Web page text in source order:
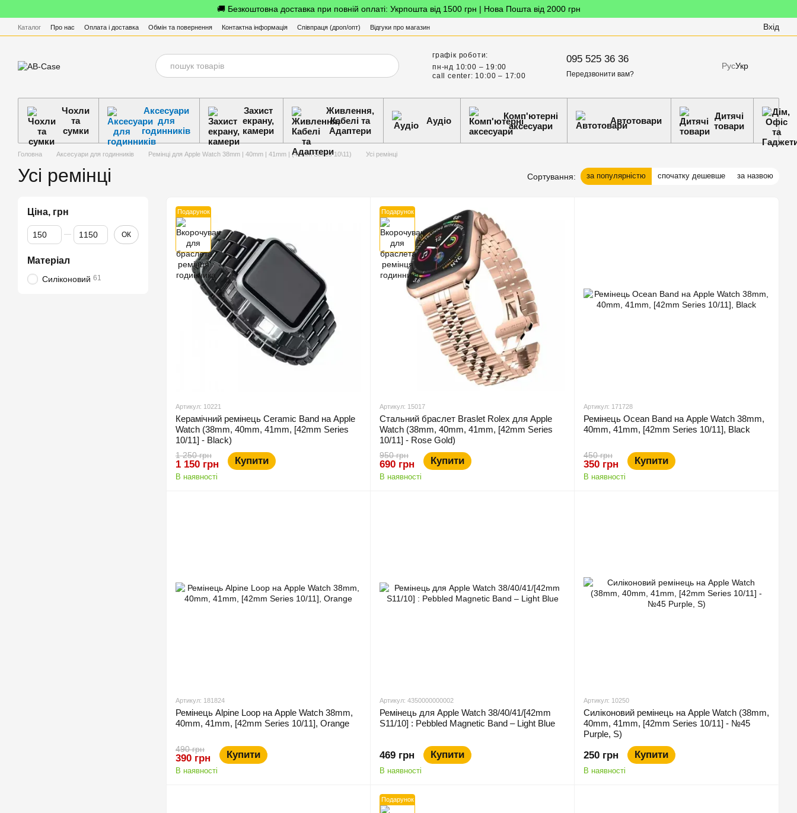
🚚 Безкоштовна доставка при повній оплаті: Укрпошта від 1500 грн | Нова Пошта від 2000 грн
Каталог Про нас Оплата і доставка Обмін та повернення Контактна інформація Співпраця (дроп/опт) Відгуки про магазин Вхід
графік роботи:
пн-нд 10:00 – 19:00
call center: 10:00 – 17:00
095 525 36 36
Передзвонити вам?
РусУкр
Чохли
та
сумки
Аксесуари
для
годинників
Захист
екрану,
камери
Живлення,
Кабелі та
Адаптери
Аудіо
Комп'ютерні
аксесуари
Автотовари
Дитячі
товари
Головна Аксесуари для годинників Ремінці для Apple Watch 38mm | 40mm | 41mm | (42mm Series 10\11) Усі ремінці
Усі ремінці Сортування: за популярністю спочатку дешевше за назвою
Подарунок
Артикул: 10221
Керамічний ремінець Ceramic Band на Apple
Watch (38mm, 40mm, 41mm, [42mm Series
10/11] - Black)
1 250 грн
1 150 грн Купити
В наявності
Подарунок
Артикул: 15017
Стальний браслет Braslet Rolex для Apple
Watch (38mm, 40mm, 41mm, [42mm Series
10/11] - Rose Gold)
950 грн
690 грн Купити
В наявності
Артикул: 171728
Ремінець Ocean Band на Apple Watch 38mm,
40mm, 41mm, [42mm Series 10/11], Black
450 грн
350 грн Купити
В наявності
Артикул: 181824
Ремінець Alpine Loop на Apple Watch 38mm,
40mm, 41mm, [42mm Series 10/11], Orange
490 грн
390 грн Купити
В наявності
Артикул: 4350000000002
Ремінець для Apple Watch 38/40/41/[42mm
S11/10] : Pebbled Magnetic Band – Light Blue
469 грн Купити
В наявності
Артикул: 10250
Силіконовий ремінець на Apple Watch (38mm,
40mm, 41mm, [42mm Series 10/11] - №45
Purple, S)
250 грн Купити
В наявності
Подарунок
Ціна, грн
Від Ціна, грн
До Ціна, грн ОК
Матеріал
Силіконовий 61